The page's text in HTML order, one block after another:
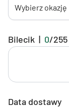
Wybierz okazję
Bilecik | 0/255
Data dostawy